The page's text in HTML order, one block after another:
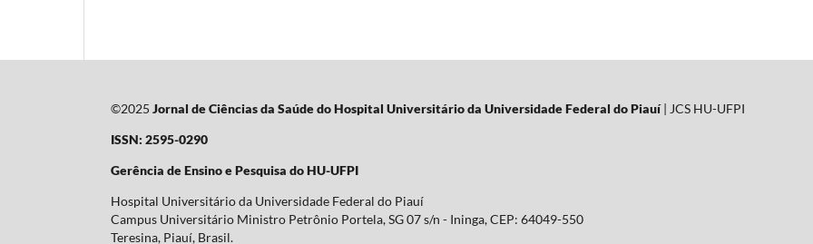
©2025 Jornal de Ciências da Saúde do Hospital Universitário da Universidade Federal do Piauí| JCS HU-UFPI
ISSN: 2595-0290
Gerência de Ensino e Pesquisa do HU-UFPI
Hospital Universitário da Universidade Federal do Piauí
Campus Universitário Ministro Petrônio Portela, SG 07 s/n - Ininga, CEP: 64049-550
Teresina, Piauí, Brasil.